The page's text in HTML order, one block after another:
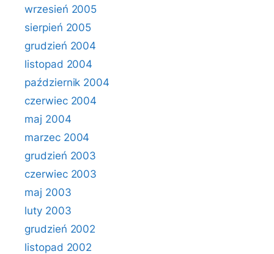
wrzesień 2005
sierpień 2005
grudzień 2004
listopad 2004
październik 2004
czerwiec 2004
maj 2004
marzec 2004
grudzień 2003
czerwiec 2003
maj 2003
luty 2003
grudzień 2002
listopad 2002